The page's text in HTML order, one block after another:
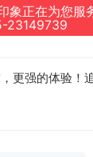
象正在为您服
23149739
更强的体验！